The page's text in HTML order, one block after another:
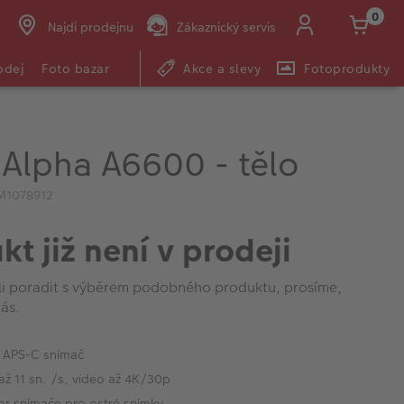
Najdi prodejnu Zákaznický servis
0
Foto bazar Akce a slevy Fotoprodukty
A6600 - tělo
již není v prodeji
poradit s výběrem podobného produktu, prosíme,
C snímač
11 sn. /s, video až 4K/30p